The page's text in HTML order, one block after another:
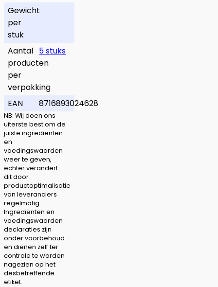
Gewicht
per
stuk
Aantal
producten
per
verpakking
5 stuks
EAN 8716893024628
NB: Wij doen ons
uiterste best om de
juiste ingrediënten
en
voedingswaarden
weer te geven,
echter verandert
dit door
productoptimalisatie
van leveranciers
regelmatig.
Ingrediënten en
voedingswaarden
declaraties zijn
onder voorbehoud
en dienen zelf ter
controle te worden
nagezien op het
desbetreffende
etiket.